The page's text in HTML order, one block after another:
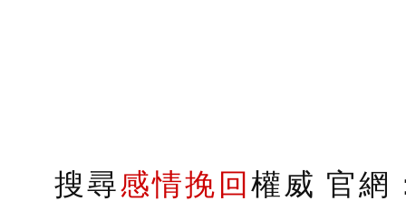
搜尋感情挽回權威 官網